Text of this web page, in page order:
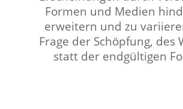
Formen und Medien
erweitern und zu
Frage der Schöpfung, des
statt der endgültigen